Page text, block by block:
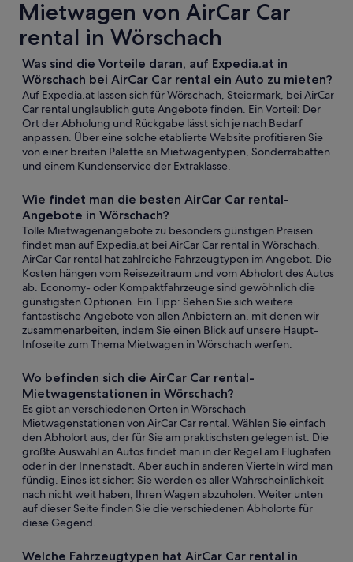
Mietwagen von AirCar Car
rental in Wörschach
Was sind die Vorteile daran, auf Expedia.at in
Wörschach bei AirCar Car rental ein Auto zu mieten?
Auf Expedia.at lassen sich für Wörschach, Steiermark, bei AirCar
Car rental unglaublich gute Angebote finden. Ein Vorteil: Der
Ort der Abholung und Rückgabe lässt sich je nach Bedarf
anpassen. Über eine solche etablierte Website profitieren Sie
von einer breiten Palette an Mietwagentypen, Sonderrabatten
und einem Kundenservice der Extraklasse.
Wie findet man die besten AirCar Car rental-
Angebote in Wörschach?
Tolle Mietwagenangebote zu besonders günstigen Preisen
findet man auf Expedia.at bei AirCar Car rental in Wörschach.
AirCar Car rental hat zahlreiche Fahrzeugtypen im Angebot. Die
Kosten hängen vom Reisezeitraum und vom Abholort des Autos
ab. Economy- oder Kompaktfahrzeuge sind gewöhnlich die
günstigsten Optionen. Ein Tipp: Sehen Sie sich weitere
fantastische Angebote von allen Anbietern an, mit denen wir
zusammenarbeiten, indem Sie einen Blick auf unsere Haupt-
Infoseite zum Thema Mietwagen in Wörschach werfen.
Wo befinden sich die AirCar Car rental-
Mietwagenstationen in Wörschach?
Es gibt an verschiedenen Orten in Wörschach
Mietwagenstationen von AirCar Car rental. Wählen Sie einfach
den Abholort aus, der für Sie am praktischsten gelegen ist. Die
größte Auswahl an Autos findet man in der Regel am Flughafen
oder in der Innenstadt. Aber auch in anderen Vierteln wird man
fündig. Eines ist sicher: Sie werden es aller Wahrscheinlichkeit
nach nicht weit haben, Ihren Wagen abzuholen. Weiter unten
auf dieser Seite finden Sie die verschiedenen Abholorte für
diese Gegend.
Welche Fahrzeugtypen hat AirCar Car rental in